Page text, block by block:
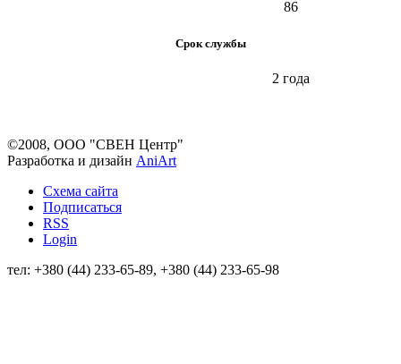
86
Срок службы
2 года
©2008, ООО "СВЕН Центр"
Разработка и дизайн AniArt
Схема сайта
Подписаться
RSS
Login
тел: +380 (44) 233-65-89, +380 (44) 233-65-98